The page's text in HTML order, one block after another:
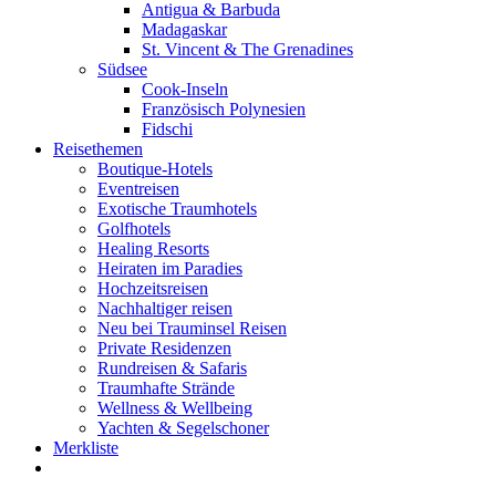
Antigua & Barbuda
Madagaskar
St. Vincent & The Grenadines
Südsee
Cook-Inseln
Französisch Polynesien
Fidschi
Reisethemen
Boutique-Hotels
Eventreisen
Exotische Traumhotels
Golfhotels
Healing Resorts
Heiraten im Paradies
Hochzeitsreisen
Nachhaltiger reisen
Neu bei Trauminsel Reisen
Private Residenzen
Rundreisen & Safaris
Traumhafte Strände
Wellness & Wellbeing
Yachten & Segelschoner
Merkliste